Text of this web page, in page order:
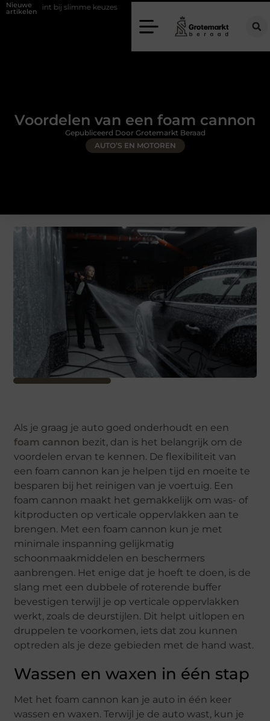
Nieuwe
artikelenkeuzes Waarom kiezen voor een rijschool in Utrecht?
Voordelen van een foam cannon
AUTO’S EN MOTOREN
Gepubliceerd Door Grotemarkt Beraad
Als je graag je auto goed onderhoudt en een
foam cannon bezit, dan is het belangrijk om de
voordelen ervan te kennen. De flexibiliteit van
een foam cannon kan je helpen tijd en moeite te
besparen bij het reinigen van je voertuig. Een
foam cannon maakt het gemakkelijk om was- of
kitproducten op verticale oppervlakken aan te
brengen. Met een foam cannon kun je met
minimale inspanning gelijkmatig
schoonmaakmiddelen en beschermers
aanbrengen. Het enige dat je hoeft te doen, is de
slang met een dubbele of roterende buffer
bevestigen terwijl je op verticale oppervlakken
werkt, zoals de deurstijlen. Dit helpt uitlopen en
druppelen te voorkomen, iets dat zou kunnen
optreden als je deze gebieden met de hand wast.
Wassen en waxen in één stap
Met het foam cannon kan je auto in één keer
wassen en waxen. Terwijl je de auto wast, kun je